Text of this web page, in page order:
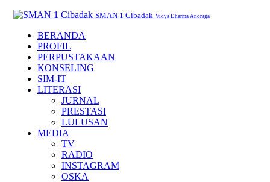
SMAN 1 Cibadak Vidya Dharma Anoraga
BERANDA
PROFIL
PERPUSTAKAAN
KONSELING
SIM-IT
LITERASI
JURNAL
PRESTASI
LULUSAN
MEDIA
TV
RADIO
INSTAGRAM
OSKA